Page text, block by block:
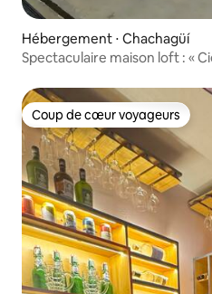
Hébergement ⋅ Chachagüí
Spectaculaire maison loft : «
Coup de cœur voyageurs
Coup de cœur voyageurs